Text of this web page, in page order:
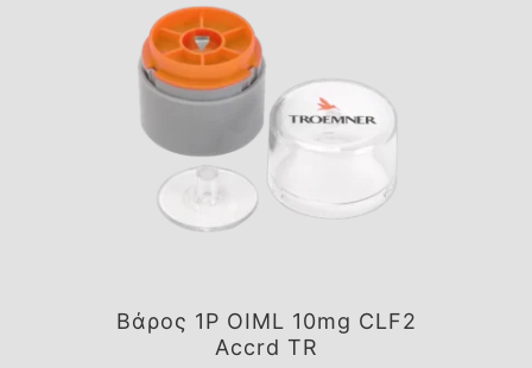
Βάρος 1P OIML 10mg CLF2
Accrd TR